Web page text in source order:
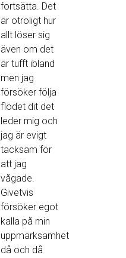
fortsätta. Det
är otroligt hur
allt löser sig
även om det
är tufft ibland
men jag
försöker följa
flödet dit det
leder mig och
jag är evigt
tacksam för
att jag
vågade.
Givetvis
försöker egot
kalla på min
uppmärksamhet
då och då